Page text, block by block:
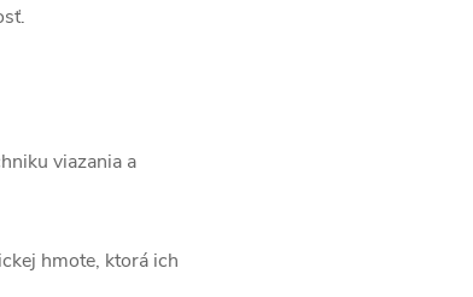
viazania a
hmote, ktorá ich